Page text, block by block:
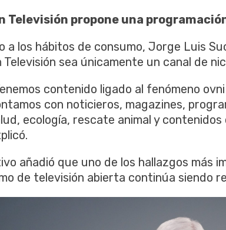
Televisión propone una
a los hábitos de consumo, Jorge Luis
Televisión sea únicamente un canal de
contenido ligado al fenómeno
con noticieros, magazines,
ecología, rescate animal y contenidos
añadió que uno de los hallazgos más
de televisión abierta continúa siendo